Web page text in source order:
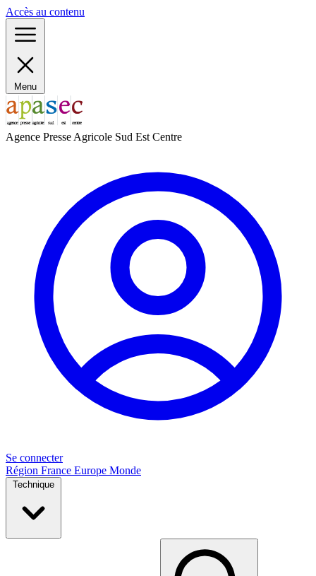
Accès au contenu
Menu
Agence Presse Agricole Sud Est Centre
Se connecter
Région France Europe Monde
Technique
Panneau de gestion des cookies